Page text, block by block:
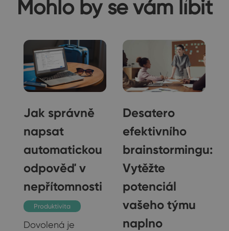
Mohlo by se vám líbit
Jak správně
napsat
automatickou
odpověď v
nepřítomnosti
Produktivita
Dovolená je
Desatero
efektivního
brainstormingu:
Vytěžte
potenciál
vašeho týmu
naplno